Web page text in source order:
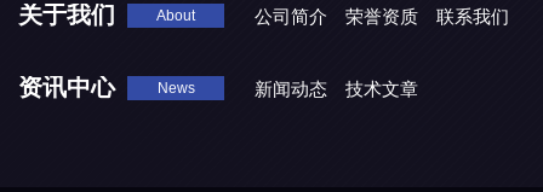
关于我们 About 公司简介 荣誉资质 联系我们
资讯中心 News 新闻动态 技术文章